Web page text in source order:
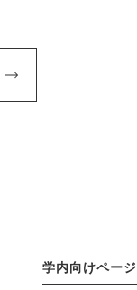
学内向けページ